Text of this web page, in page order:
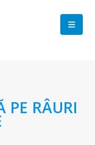
PE RÂURI